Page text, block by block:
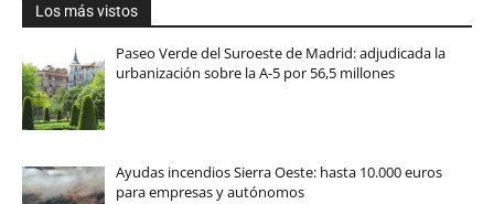
Los más vistos
Paseo Verde del Suroeste de Madrid: adjudicada la
urbanización sobre la A-5 por 56,5 millones
Ayudas incendios Sierra Oeste: hasta 10.000 euros
para empresas y autónomos